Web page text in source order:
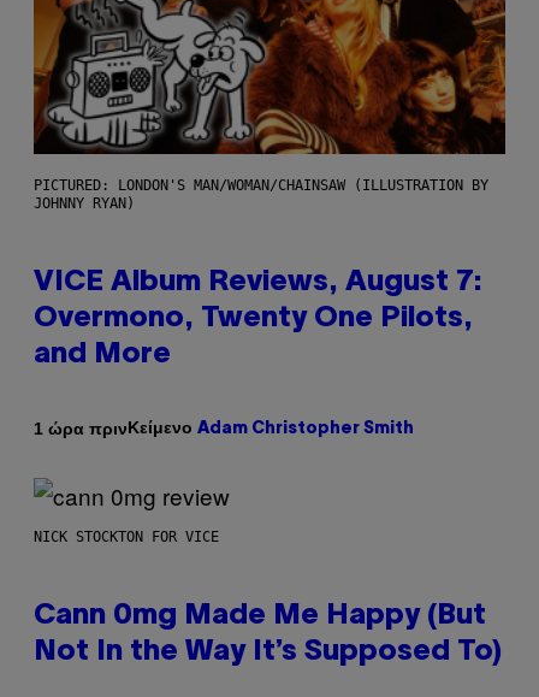
PICTURED: LONDON'S MAN/WOMAN/CHAINSAW (ILLUSTRATION BY
JOHNNY RYAN)
VICE Album Reviews, August 7:
Overmono, Twenty One Pilots,
and More
1 ώρα πρινΚείμενο Adam Christopher Smith
NICK STOCKTON FOR VICE
Cann 0mg Made Me Happy (But
Not In the Way It’s Supposed To)